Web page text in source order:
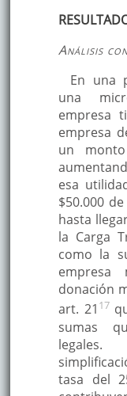
Análisis
En una
una
empresa
empresa
un
esa
$50.000
hasta
la Carga
como la
donación
art. 21 17
sumas
tasa del